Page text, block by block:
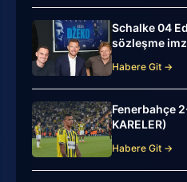
Schalke 04
sözleşme
Habere Git →
Fenerbahçe
KARELER)
Habere Git →